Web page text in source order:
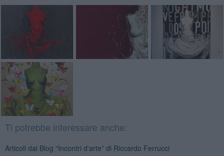
Ti potrebbe interessare anche:
Articoli dal Blog “Incontri d'arte” di Riccardo Ferrucci